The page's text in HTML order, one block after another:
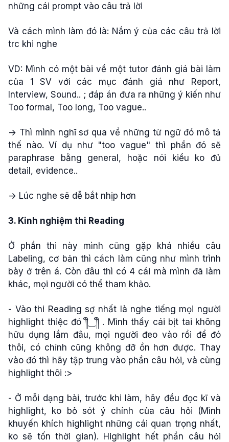
những cái prompt vào câu trả lời
Và cách mình làm đó là: Nắm ý của các câu trả lời
trc khi nghe
VD: Mình có một bài về một tutor đánh giá bài làm
của 1 SV với các mục đánh giá như Report,
Interview, Sound.. ; đáp án đưa ra những ý kiến như
Too formal, Too long, Too vague..
-> Thì mình nghĩ sơ qua về những từ ngữ đó mô tả
thế nào. Ví dụ như "too vague" thì phần đó sẽ
paraphrase bằng general, hoặc nói kiểu ko đủ
detail, evidence..
-> Lúc nghe sẽ dễ bắt nhịp hơn
3. Kinh nghiệm thi Reading
Ở phần thi này mình cũng gặp khá nhiều câu
Labeling, cơ bản thì cách làm cũng như mình trình
bày ở trên á. Còn đâu thì có 4 cái mà mình đã làm
khác, mọi người có thể tham khảo.
- Vào thi Reading sợ nhất là nghe tiếng mọi người
highlight thiệc đó ༎ຶ‿༎ຶ . Mình thấy cái bịt tai không
hữu dụng lắm đâu, mọi người đeo vào rồi để đó
thôi, có chỉnh cũng không đỡ ồn hơn được. Thay
vào đó thì hãy tập trung vào phần câu hỏi, và cùng
highlight thôi :>
- Ở mỗi dạng bài, trước khi làm, hãy đều đọc kĩ và
highlight, ko bỏ sót ý chính của câu hỏi (Mình
khuyến khích highlight những cái quan trọng nhất,
ko sẽ tốn thời gian). Highlight hết phần câu hỏi